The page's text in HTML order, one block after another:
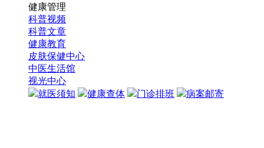
健康管理
科普视频
科普文章
健康教育
皮肤保健中心
中医生活馆
视光中心
就医须知
健康查体 门诊排班 病案邮寄